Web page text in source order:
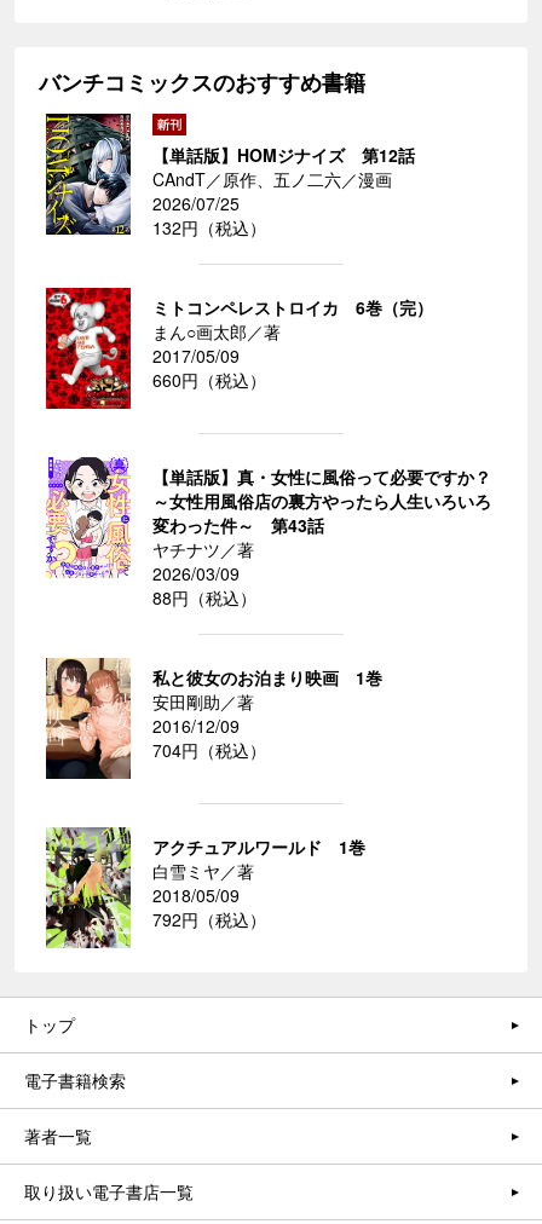
バンチコミックスのおすすめ書籍
【単話版】HOMジナイズ 第12話
CAndT／原作、五ノ二六／漫画
2026/07/25
132円（税込）
ミトコンペレストロイカ 6巻（完）
まん○画太郎／著
2017/05/09
660円（税込）
【単話版】真・女性に風俗って必要ですか？
～女性用風俗店の裏方やったら人生いろいろ
変わった件～ 第43話
ヤチナツ／著
2026/03/09
88円（税込）
私と彼女のお泊まり映画 1巻
安田剛助／著
2016/12/09
704円（税込）
アクチュアルワールド 1巻
白雪ミヤ／著
2018/05/09
792円（税込）
トップ
電子書籍検索
著者一覧
取り扱い電子書店一覧